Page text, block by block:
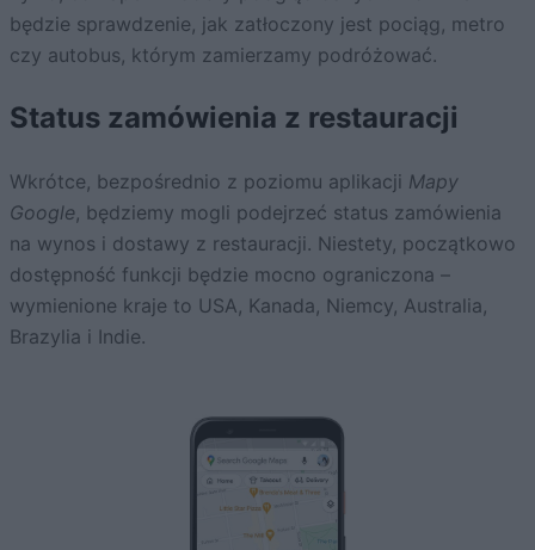
będzie sprawdzenie, jak zatłoczony jest pociąg, metro
czy autobus, którym zamierzamy podróżować.
Status zamówienia z restauracji
Wkrótce, bezpośrednio z poziomu aplikacji Mapy
Google, będziemy mogli podejrzeć status zamówienia
na wynos i dostawy z restauracji. Niestety, początkowo
dostępność funkcji będzie mocno ograniczona –
wymienione kraje to USA, Kanada, Niemcy, Australia,
Brazylia i Indie.